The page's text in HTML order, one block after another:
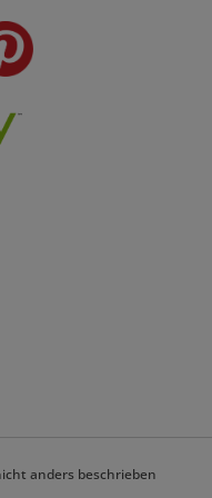
anders beschrieben